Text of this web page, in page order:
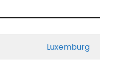
Luxemburg